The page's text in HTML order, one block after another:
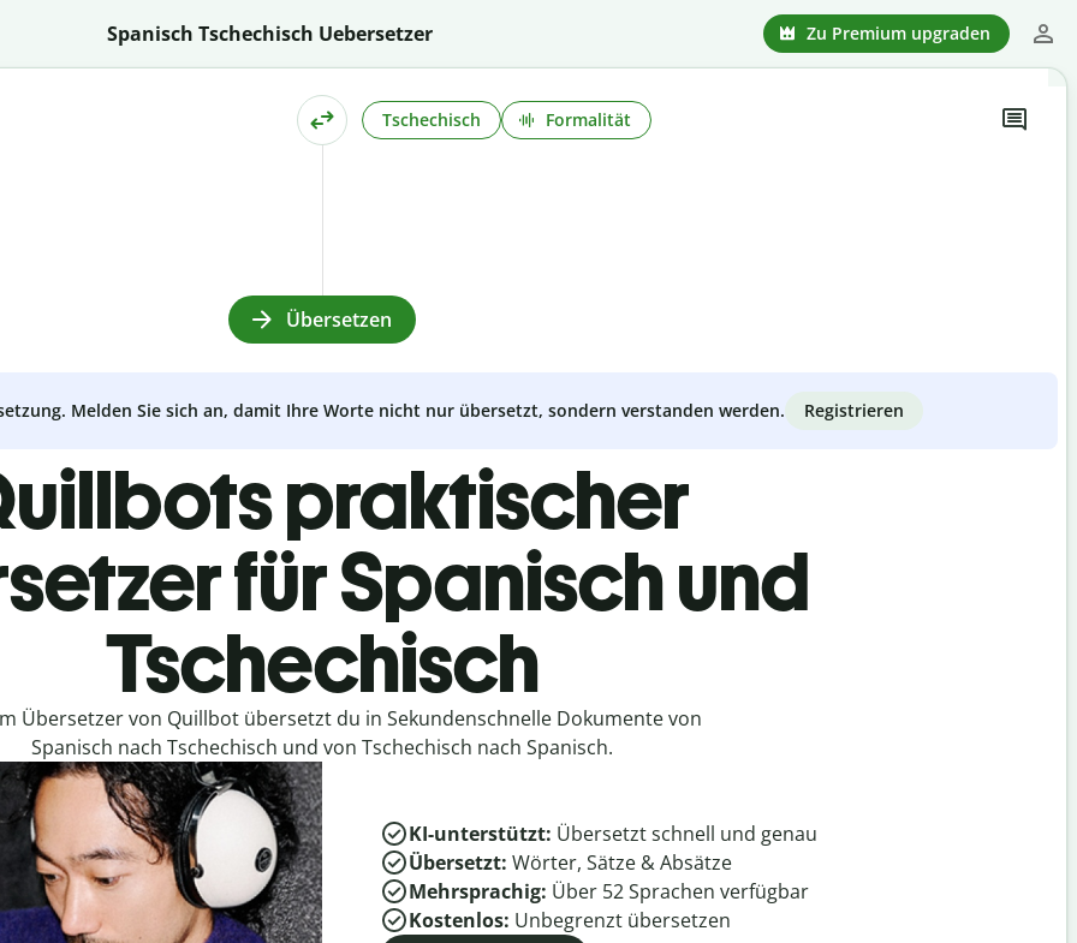
Spanisch Tschechisch Uebersetzer Zu Premium upgraden
Tschechisch Formalität
Übersetzen
Melden Sie sich an, damit Ihre Worte nicht nur übersetzt, sondern verstanden werden. Registrieren
praktischer
für Spanisch und
Tschechisch
Übersetzer von Quillbot übersetzt du in Sekundenschnelle Dokumente von
Spanisch nach Tschechisch und von Tschechisch nach Spanisch.
KI-unterstützt: Übersetzt schnell und genau
Übersetzt: Wörter, Sätze & Absätze
Mehrsprachig: Über 52Sprachen verfügbar
Kostenlos: Unbegrenzt übersetzen